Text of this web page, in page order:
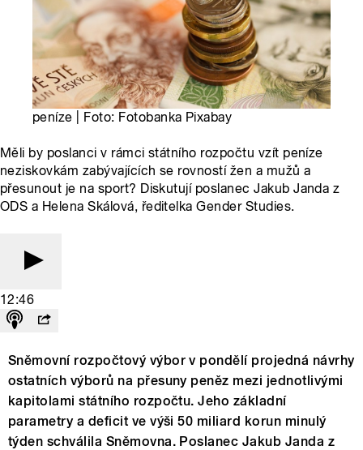
peníze | Foto: Fotobanka Pixabay
Měli by poslanci v rámci státního rozpočtu vzít peníze
neziskovkám zabývajících se rovností žen a mužů a
přesunout je na sport? Diskutují poslanec Jakub Janda z
ODS a Helena Skálová, ředitelka Gender Studies.
12:46
Sněmovní rozpočtový výbor v pondělí projedná návrhy
ostatních výborů na přesuny peněz mezi jednotlivými
kapitolami státního rozpočtu. Jeho základní
parametry a deficit ve výši 50 miliard korun minulý
týden schválila Sněmovna. Poslanec Jakub Janda z